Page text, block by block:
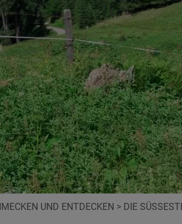
UND ENTDECKEN > DIE